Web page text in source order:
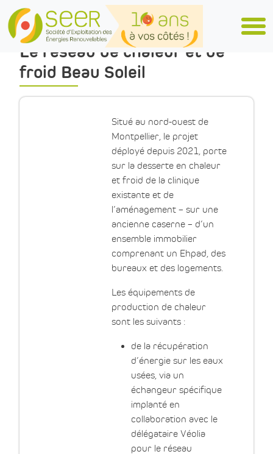
Skip to main content
Le réseau de chaleur et de
froid Beau Soleil
Situé au nord-ouest de
Montpellier, le projet
déployé depuis 2021, porte
sur la desserte en chaleur
et froid de la clinique
existante et de
l’aménagement – sur une
ancienne caserne – d’un
ensemble immobilier
comprenant un Ehpad, des
bureaux et des logements.
Les équipements de
production de chaleur
sont les suivants :
de la récupération
d’énergie sur les eaux
usées, via un
échangeur spécifique
implanté en
collaboration avec le
délégataire Véolia
pour le réseau